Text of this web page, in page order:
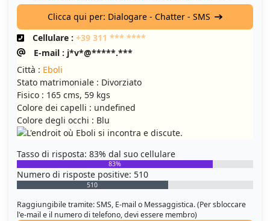
Clicca qui per: Dialogare - Chatter - SMS
Cellulare : +39 311 *** ****
E-mail : j*v*@*****.***
Città : Eboli
Stato matrimoniale : Divorziato
Fisico : 165 cms, 59 kgs
Colore dei capelli : undefined
Colore degli occhi : Blu
Tasso di risposta: 83% dal suo cellulare
83%
Numero di risposte positive: 510
510
Raggiungibile tramite: SMS, E-mail o Messaggistica. (Per sbloccare
l'e-mail e il numero di telefono, devi essere membro)